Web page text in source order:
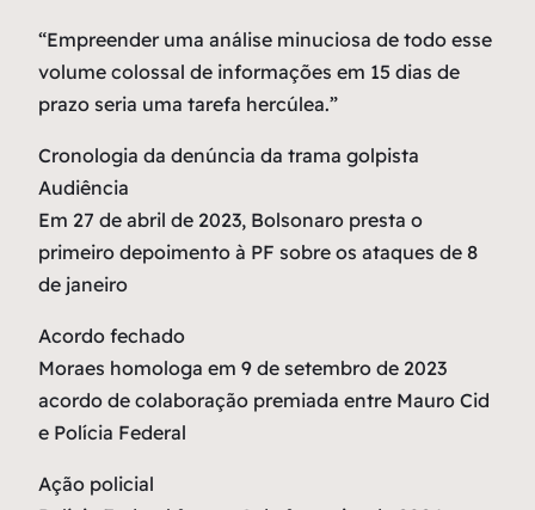
“Empreender uma análise minuciosa de todo esse
volume colossal de informações em 15 dias de
prazo seria uma tarefa hercúlea.”
Cronologia da denúncia da trama golpista
Audiência
Em 27 de abril de 2023, Bolsonaro presta o
primeiro depoimento à PF sobre os ataques de 8
de janeiro
Acordo fechado
Moraes homologa em 9 de setembro de 2023
acordo de colaboração premiada entre Mauro Cid
e Polícia Federal
Ação policial